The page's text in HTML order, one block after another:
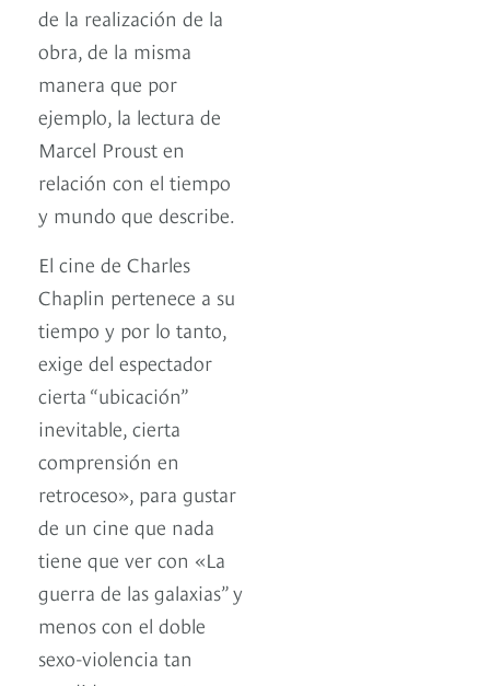
de la realización de la
obra, de la misma
manera que por
ejemplo, la lectura de
Marcel Proust en
relación con el tiempo
y mundo que describe.
El cine de Charles
Chaplin pertenece a su
tiempo y por lo tanto,
exige del espectador
cierta “ubicación”
inevitable, cierta
comprensión en
retroceso», para gustar
de un cine que nada
tiene que ver con «La
guerra de las galaxias” y
menos con el doble
sexo-violencia tan